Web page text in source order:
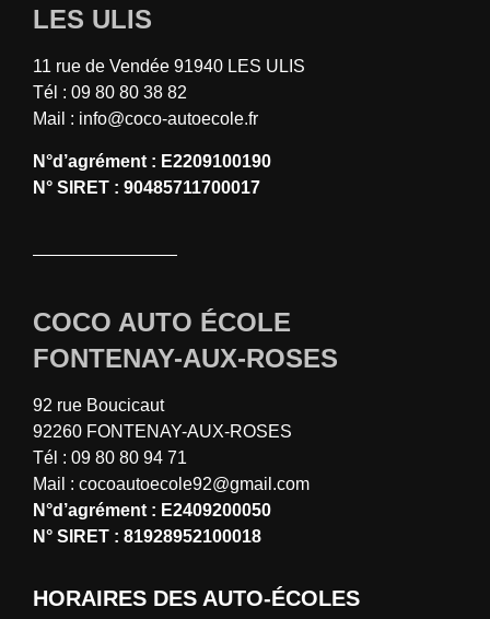
LES ULIS
11 rue de Vendée 91940 LES ULIS
Tél : 09 80 80 38 82
Mail : info@coco-autoecole.fr
N°d’agrément : E2209100190
N° SIRET : 90485711700017
COCO AUTO ÉCOLE
FONTENAY-AUX-ROSES
92 rue Boucicaut
92260 FONTENAY-AUX-ROSES
Tél : 09 80 80 94 71
Mail : cocoautoecole92@gmail.com
N°d’agrément : E2409200050
N° SIRET : 81928952100018
HORAIRES DES AUTO-ÉCOLES